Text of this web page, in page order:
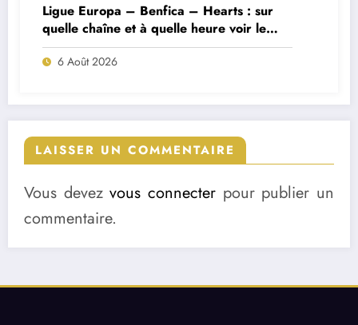
Ligue Europa – Benfica – Hearts : sur
quelle chaîne et à quelle heure voir le
match ?
6 Août 2026
LAISSER UN COMMENTAIRE
Vous devezvous connecter pour publier un
commentaire.